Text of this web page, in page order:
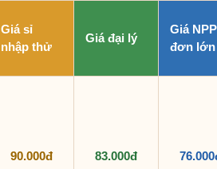
Giá sỉ
nhập thử
Giá đại lý
Giá
đơn lớn
90.000đ 83.000đ